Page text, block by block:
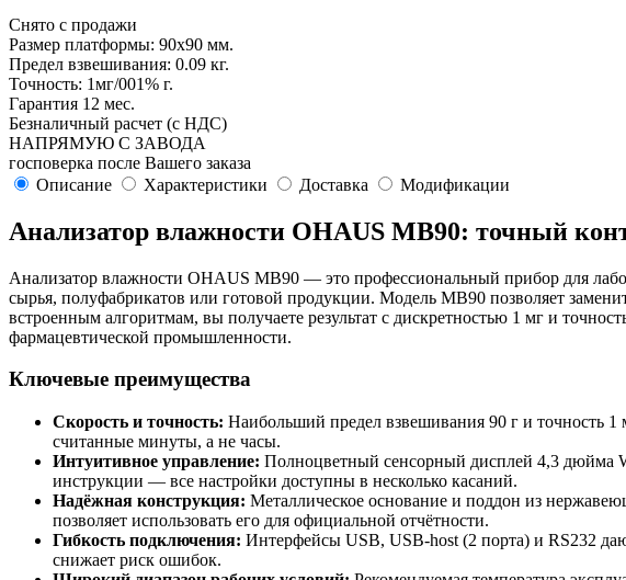
Снято с продажи
Размер платформы: 90х90 мм.
Предел взвешивания: 0.09 кг.
Точность: 1мг/001% г.
Гарантия 12 мес.
Безналичный расчет (с НДС)
НАПРЯМУЮ С ЗАВОДА
госповерка после Вашего заказа
Описание
Характеристики Доставка Модификации
Анализатор влажности OHAUS MB90: точный
Анализатор влажности OHAUS MB90 — это профессиональный прибор для
сырья, полуфабрикатов или готовой продукции. Модель MB90 позволяет
встроенным алгоритмам, вы получаете результат с дискретностью 1 мг и
фармацевтической промышленности.
Ключевые преимущества
Скорость и точность: Наибольший предел взвешивания 90 г и точность 1
считанные минуты, а не часы.
Интуитивное управление: Полноцветный сенсорный дисплей 4,3 дюйма
инструкции — все настройки доступны в несколько касаний.
Надёжная конструкция: Металлическое основание и поддон из
позволяет использовать его для официальной отчётности.
Гибкость подключения: Интерфейсы USB, USB-host (2 порта) и RS232
снижает риск ошибок.